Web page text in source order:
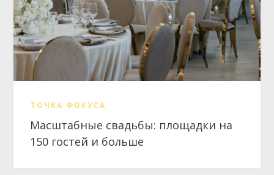
ТОЧКА ФОКУСА
Масштабные свадьбы: площадки на
150 гостей и больше